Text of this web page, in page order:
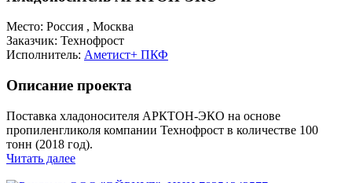
Место:
Россия , Москва
Заказчик: Технофрост
Исполнитель: Аметист+ ПКФ
Описание проекта
Поставка хладоносителя АРКТОН-ЭКО на основе
пропиленгликоля компании Технофрост в количестве 100
тонн (2018 год).
Читать далее